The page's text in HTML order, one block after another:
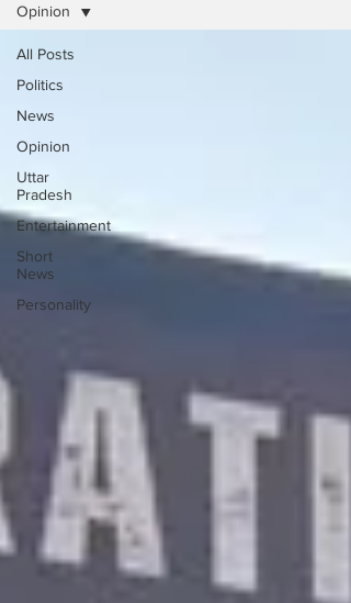
All Posts
Politics
News
Opinion
Uttar
Pradesh
Entertainment
Short
News
Personality
Opinion